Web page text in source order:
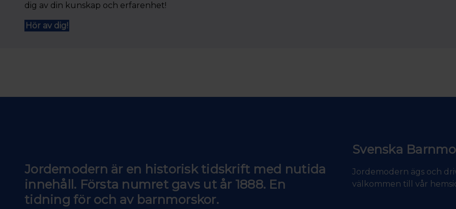
dig av din kunskap och erfarenhet!
Hör av dig!
Jordemodern är en historisk tidskrift med nutida
innehåll. Första numret gavs ut år 1888. En
tidning för och av barnmorskor.
Svenska
Jordemodern ägs och
välkommen till vår